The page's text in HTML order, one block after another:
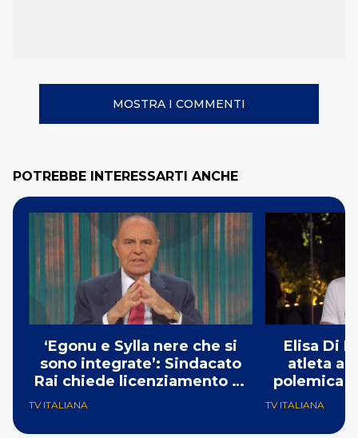
MOSTRA I COMMENTI
POTREBBE INTERESSARTI ANCHE
‘Egonu e Sylla nere che si
sono integrate’: Sindacato
Rai chiede licenziamento di
TV ITALIANA
Elisa Di
atleta
polemica
TV ITALIANA